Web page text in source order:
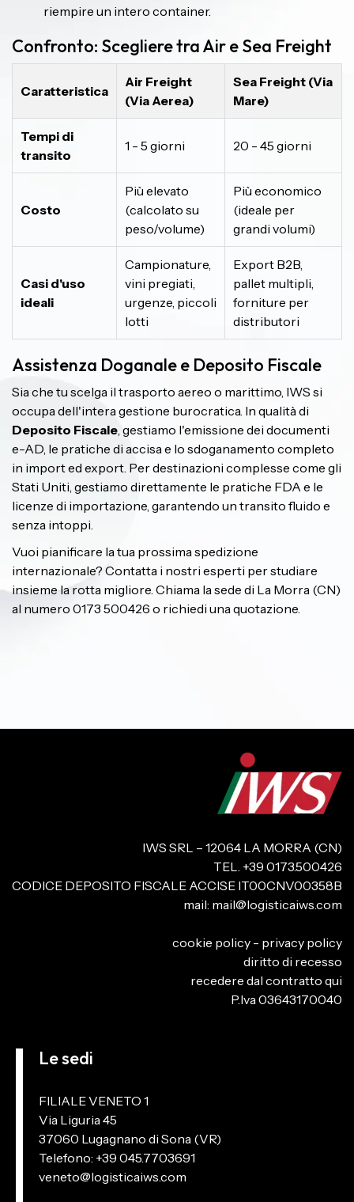
riempire un intero container.
Confronto: Scegliere tra Air e Sea Freight
Caratteristica
Air Freight
(Via Aerea)
Sea Freight (Via
Mare)
Tempi di
transito
1 - 5 giorni 20 - 45 giorni
Costo
Più elevato
(calcolato su
peso/volume)
Più economico
(ideale per
grandi volumi)
Casi d'uso
ideali
Campionature,
vini pregiati,
urgenze, piccoli
lotti
Export B2B,
pallet multipli,
forniture per
distributori
Assistenza Doganale e Deposito Fiscale
Sia che tu scelga il trasporto aereo o marittimo, IWS si
occupa dell'intera gestione burocratica. In qualità di
Deposito Fiscale, gestiamo l'emissione dei documenti
e-AD, le pratiche di accisa e lo sdoganamento completo
in import ed export. Per destinazioni complesse come gli
Stati Uniti, gestiamo direttamente le pratiche FDA e le
licenze di importazione, garantendo un transito fluido e
senza intoppi.
Vuoi pianificare la tua prossima spedizione
internazionale? Contatta i nostri esperti per studiare
insieme la rotta migliore. Chiama la sede di La Morra (CN)
al numero 0173 500426 o richiedi una quotazione.
IWS SRL – 12064 LA MORRA (CN)
TEL. +39 0173.500426
CODICE DEPOSITO FISCALE ACCISE IT00CNV00358B
mail: mail@logisticaiws.com
cookie policy - privacy policy
diritto di recesso
recedere dal contratto qui
P.Iva 03643170040
Le sedi
FILIALE VENETO 1
Via Liguria 45
37060 Lugagnano di Sona (VR)
Telefono: +39 045.7703691
veneto@logisticaiws.com